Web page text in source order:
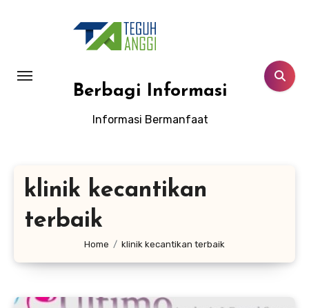
Berbagi Informasi
Informasi Bermanfaat
klinik kecantikan
terbaik
Home klinik kecantikan terbaik